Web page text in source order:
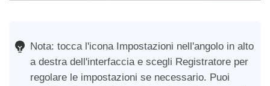
Nota: tocca l'icona Impostazioni nell'angolo in alto
a destra dell'interfaccia e scegli Registratore per
regolare le impostazioni se necessario. Puoi